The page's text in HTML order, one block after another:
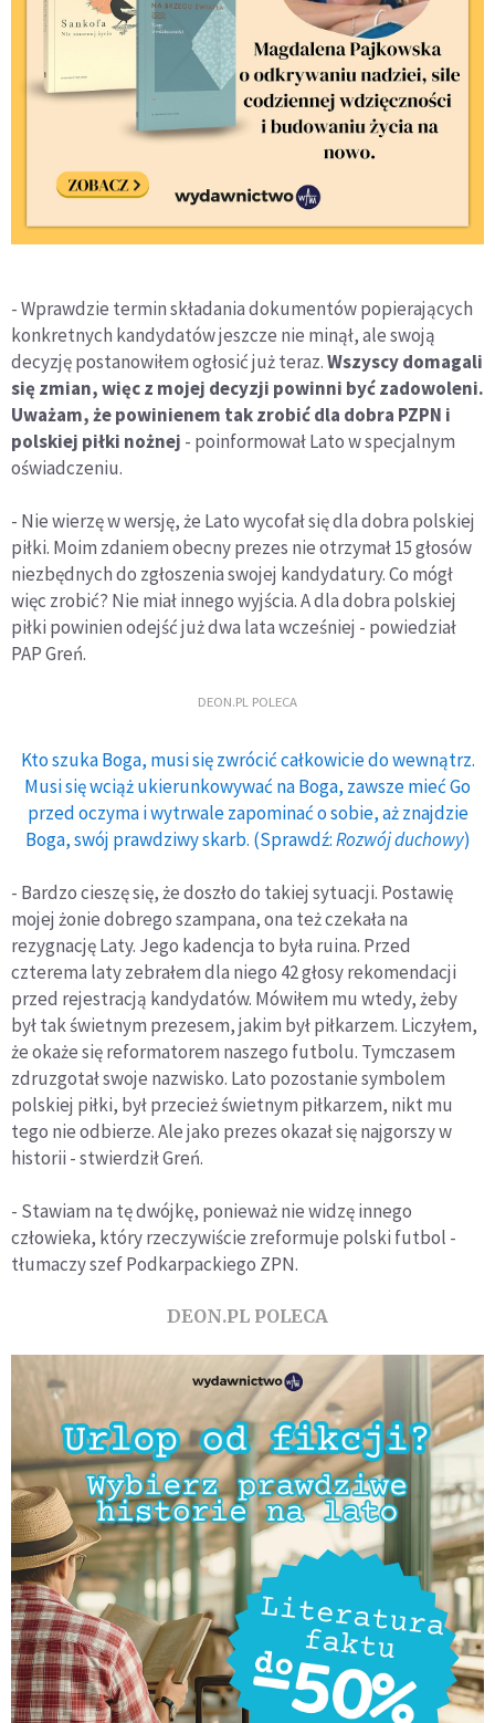
- Wprawdzie termin składania dokumentów popierających
konkretnych kandydatów jeszcze nie minął, ale swoją
decyzję postanowiłem ogłosić już teraz.Wszyscy domagali
się zmian, więc z mojej decyzji powinni być zadowoleni.
Uważam, że powinienem tak zrobić dla dobra PZPN i
polskiej piłki nożnej - poinformował Lato w specjalnym
oświadczeniu.
- Nie wierzę w wersję, że Lato wycofał się dla dobra polskiej
piłki. Moim zdaniem obecny prezes nie otrzymał 15 głosów
niezbędnych do zgłoszenia swojej kandydatury. Co mógł
więc zrobić? Nie miał innego wyjścia. A dla dobra polskiej
piłki powinien odejść już dwa lata wcześniej - powiedział
PAP Greń.
DEON.PL POLECA
Kto szuka Boga, musi się zwrócić całkowicie do wewnątrz.
Musi się wciąż ukierunkowywać na Boga, zawsze mieć Go
przed oczyma i wytrwale zapominać o sobie, aż znajdzie
Boga, swój prawdziwy skarb. (Sprawdź:Rozwój duchowy)
- Bardzo cieszę się, że doszło do takiej sytuacji. Postawię
mojej żonie dobrego szampana, ona też czekała na
rezygnację Laty. Jego kadencja to była ruina. Przed
czterema laty zebrałem dla niego 42 głosy rekomendacji
przed rejestracją kandydatów. Mówiłem mu wtedy, żeby
był tak świetnym prezesem, jakim był piłkarzem. Liczyłem,
że okaże się reformatorem naszego futbolu. Tymczasem
zdruzgotał swoje nazwisko. Lato pozostanie symbolem
polskiej piłki, był przecież świetnym piłkarzem, nikt mu
tego nie odbierze. Ale jako prezes okazał się najgorszy w
historii - stwierdził Greń.
- Stawiam na tę dwójkę, ponieważ nie widzę innego
człowieka, który rzeczywiście zreformuje polski futbol -
tłumaczy szef Podkarpackiego ZPN.
DEON.PL POLECA